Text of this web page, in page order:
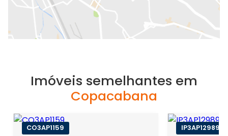
Imóveis semelhantes em
Copacabana
CO3AP1159 IP3AP12989